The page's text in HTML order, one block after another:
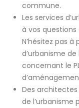
commune.
Les services
à vos
N’hésitez pas
d’urbanisme
concernant le
Des
de l’urbanisme